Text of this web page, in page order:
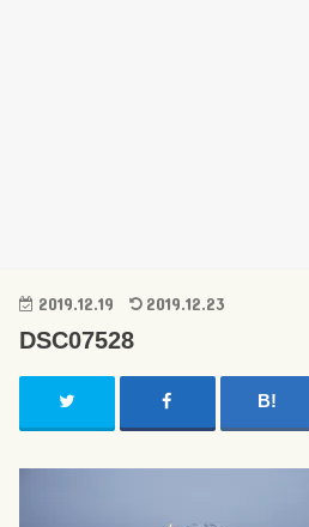
2019.12.19 2019.12.23
DSC07528